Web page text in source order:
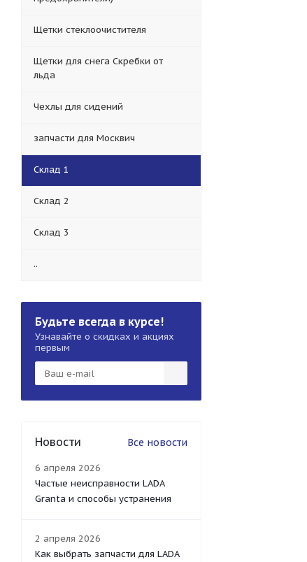
Щетки стеклоочистителя
Щетки для снега Скребки от
льда
Чехлы для сидений
запчасти для Москвич
Склад 1
Склад 2
Склад 3
..
Будьте всегда в курсе!
Узнавайте о скидках и акциях
первым
Новости Все новости
6 апреля 2026
Частые неисправности LADA
Granta и способы устранения
2 апреля 2026
Как выбрать запчасти для LADA